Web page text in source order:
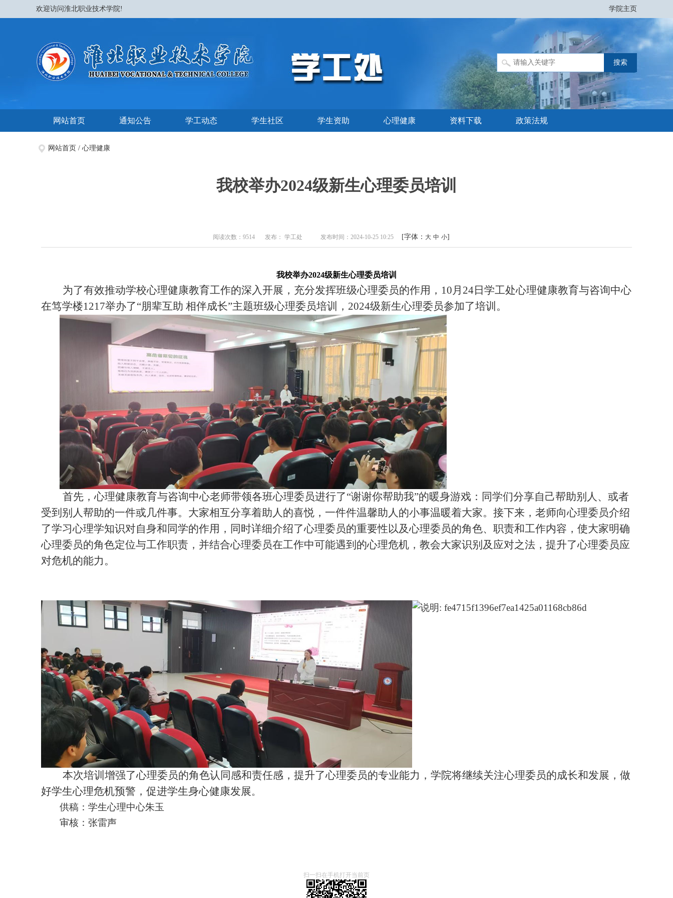
学院主页
欢迎访问淮北职业技术学院!
网站首页 通知公告 学工动态 学生社区 学生资助 心理健康 资料下载 政策法规
网站首页 / 心理健康
我校举办2024级新生心理委员培训
阅读次数：9514 发布： 学工处 发布时间：2024-10-25 10:25 [字体： 大 中 小]
我校举办2024级新生心理委员培训
为了有效推动学校心理健康教育工作的深入开展，充分发挥班级心理委员的作用，10月24日学工处心理健康教育与咨询中心
在笃学楼1217举办了“朋辈互助 相伴成长”主题班级心理委员培训，2024级新生心理委员参加了培训。
首先，心理健康教育与咨询中心老师带领各班心理委员进行了“谢谢你帮助我”的暖身游戏：同学们分享自己帮助别人、或者
受到别人帮助的一件或几件事。大家相互分享着助人的喜悦，一件件温馨助人的小事温暖着大家。接下来，老师向心理委员介绍
了学习心理学知识对自身和同学的作用，同时详细介绍了心理委员的重要性以及心理委员的角色、职责和工作内容，使大家明确
心理委员的角色定位与工作职责，并结合心理委员在工作中可能遇到的心理危机，教会大家识别及应对之法，提升了心理委员应
对危机的能力。
本次培训增强了心理委员的角色认同感和责任感，提升了心理委员的专业能力，学院将继续关注心理委员的成长和发展，做
好学生心理危机预警，促进学生身心健康发展。
供稿：学生心理中心朱玉
审核：张雷声
扫一扫在手机打开当前页